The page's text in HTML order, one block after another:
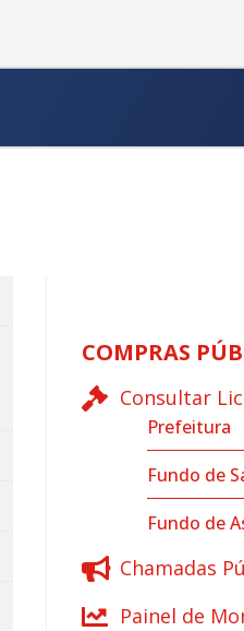
COMPRAS
Consultar
Prefeitura
Fundo de
Fundo de
Chamadas
Painel de